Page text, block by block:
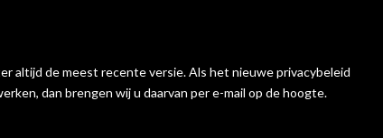
altijd de meest recente versie. Als het nieuwe privacybeleid
dan brengen wij u daarvan per e-mail op de hoogte.